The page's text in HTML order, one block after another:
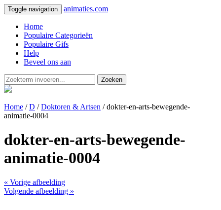
Toggle navigation animaties.com
Home
Populaire Categorieën
Populaire Gifs
Help
Beveel ons aan
Zoeken
Home /D /Doktoren & Artsen / dokter-en-arts-bewegende-
animatie-0004
dokter-en-arts-bewegende-
animatie-0004
« Vorige afbeelding
Volgende afbeelding »